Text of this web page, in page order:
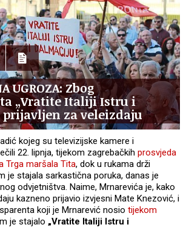
UGROZA: Zbog
„Vratite Italiji Istru i
prijavljen za veleizdaju
kojeg su televizijske kamere i
22. lipnja, tijekom zagrebačkih prosvjeda
Trga maršala Tita, dok u rukama drži
je stajala sarkastična poruka, danas je
odvjetništva. Naime, Mrnarevića je, kako
kazneno prijavio izvjesni Mate Knezović, i
koji je Mrnarević nosio tijekom
je stajalo „Vratite Italiji Istru i